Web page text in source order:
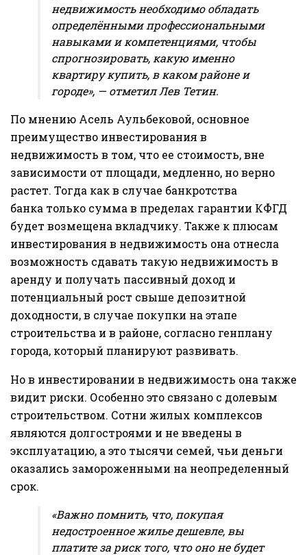
недвижимость необходимо обладать
определёнными профессиональными
навыками и компетенциями, чтобы
спрогнозировать, какую именно
квартиру купить, в каком районе и
городе», — отметил Лев Тетин.
По мнению Асель Аульбековой, основное
преимущество инвестирования в
недвижимость в том, что ее стоимость, вне
зависимости от площади, медленно, но верно
растет. Тогда как в случае банкротства
банка только сумма в пределах гарантии КФГД
будет возмещена вкладчику. Также к плюсам
инвестирования в недвижимость она отнесла
возможность сдавать такую недвижимость в
аренду и получать пассивный доход и
потенциальный рост свыше депозитной
доходности, в случае покупки на этапе
строительства и в районе, согласно генплану
города, который планируют развивать.
Но в инвестировании в недвижимость она также
видит риски. Особенно это связано с долевым
строительством. Сотни жилых комплексов
являются долгостроями и не введены в
эксплуатацию, а это тысячи семей, чьи деньги
оказались замороженными на неопределенный
срок.
«Важно помнить, что, покупая
недостроенное жилье дешевле, вы
платите за риск того, что оно не будет